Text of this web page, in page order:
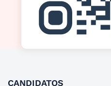
CANDIDATOS